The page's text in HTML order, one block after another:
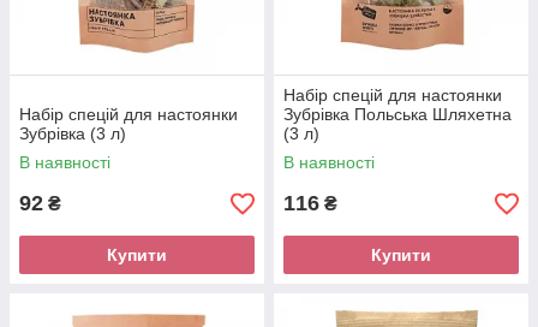
Набір спецій для настоянки
Зубрівка (3 л)
В наявності
92 ₴
Купити
Набір спецій для настоянки
Зубрівка Польська Шляхетна
(3 л)
В наявності
116 ₴
Купити